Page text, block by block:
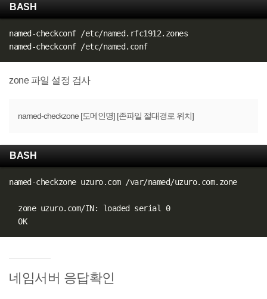
BASH
named-checkconf /etc/named.rfc1912.zones
named-checkconf /etc/named.conf
zone 파일 설정 검사
named-checkzone [도메인명] [존파일 절대경로 위치]
BASH
named-checkzone uzuro.com /var/named/uzuro.com.zone
  zone uzuro.com/IN: loaded serial 0
  OK
네임서버 응답확인